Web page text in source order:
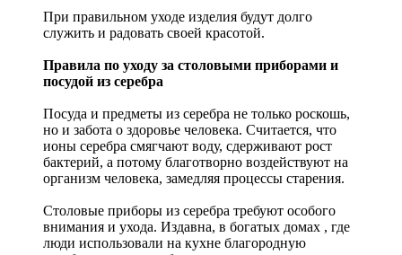
При правильном уходе изделия будут долго
служить и радовать своей красотой.
Правила по уходу за столовыми приборами и
посудой из серебра
Посуда и предметы из серебра не только роскошь,
но и забота о здоровье человека. Считается, что
ионы серебра смягчают воду, сдерживают рост
бактерий, а потому благотворно воздействуют на
организм человека, замедляя процессы старения.
Столовые приборы из серебра требуют особого
внимания и ухода. Издавна, в богатых домах , где
люди использовали на кухне благородную